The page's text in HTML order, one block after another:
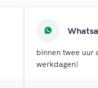
binnen twee uur
werkdagen)